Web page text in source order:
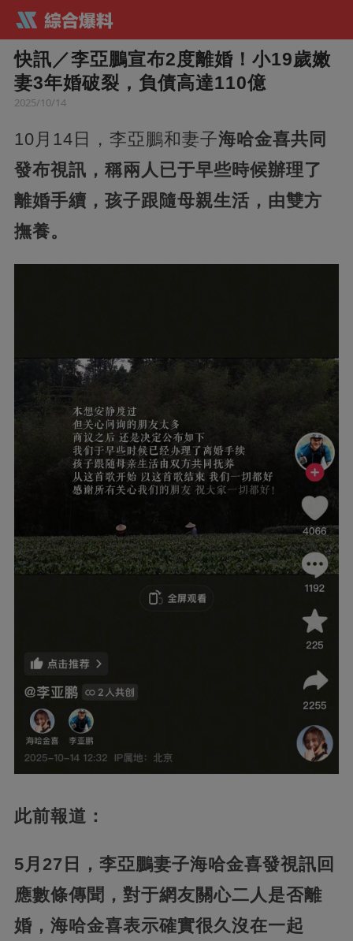
快訊／李亞鵬宣布2度離婚！小19歲嫩
妻3年婚破裂，負債高達110億
2025/10/14
10月14日，李亞鵬和妻子海哈金喜共同
發布視訊，稱兩人已于早些時候辦理了
離婚手續，孩子跟隨母親生活，由雙方
撫養。
此前報道：
5月27日，李亞鵬妻子海哈金喜發視訊回
應數條傳聞，對于網友關心二人是否離
婚，海哈金喜表示確實很久沒在一起